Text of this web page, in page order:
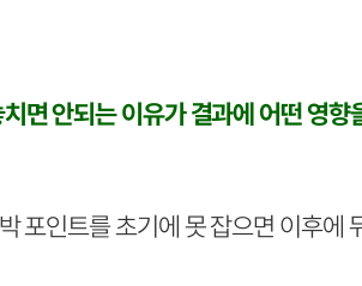
면 안되는 이유가 결과에 어떤 영향
포인트를 초기에 못 잡으면 이후에